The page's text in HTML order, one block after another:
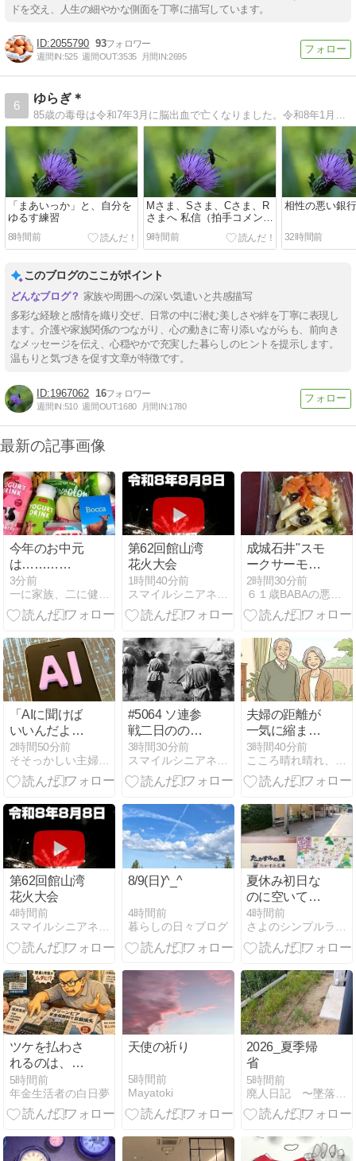
ドを交え、人生の細やかな側面を丁寧に描写しています。
2055790 93
週間IN:525 週間OUT:3535 月間IN:2695
6
ゆらぎ＊
85歳の毒母は令和7年3月に脳出血で亡くなりました。令和8年1月93歳で父は亡くなりました。思春期からの摂食障害持ち。
「まあいっか」と、自分を
ゆるす練習
8時間前
Mさま、Sさま、Cさま、R
さまへ 私信（拍手コメント
へのお返事です）
9時間前
相性の悪い銀
32時間前
このブログのここがポイント
家族や周囲への深い気遣いと共感描写
多彩な経験と感情を織り交ぜ、日常の中に潜む美しさや絆を丁寧に表現し
ます。介護や家族関係のつながり、心の動きに寄り添いながらも、前向き
なメッセージを伝え、心穏やかで充実した暮らしのヒントを提示します。
温もりと気づきを促す文章が特徴です。
1967062 16
週間IN:510 週間OUT:1680 月間IN:1780
最新の記事画像
今年のお中元
は………
((((((／_ _)／□
ド~ゾ
3分前
一に家族、二に健康、三四がお馬で、五に仕事。
第62回館山湾
花火大会
1時間40分前
スマイルシニアネット倶楽部
成城石井"スモ
ークサーモン
とクリームチ
ーズのペンネ
サラダ
2時間30分前
６１歳BABAの悪あがき
「AIに聞けば
いいんだよ」
って70～80代
のお姉さま
方。
2時間50分前
そそっかしい主婦きういのブログ｜懸賞好きの忙しい主婦です。
#5064 ソ連参
戦二日ののち
に夫が呉れし
ナルコンポ
ン・スコポラ
3時間30分前
スマイルシニアネット倶楽部
夫婦の距離が
一気に縮まる
5つの会話術
【60代からで
も遅くない】
3時間40分前
こころ晴れ晴れ、シニアの道
第62回館山湾
花火大会
4時間前
スマイルシニアネット倶楽部
8/9(日)^_^
4時間前
暮らしの日々ブログ
夏休み初日な
のに空いてい
た温泉での出
来事
4時間前
さよのシンプルライフブログ
ツケを払わさ
れるのは、い
つも国民 【後
編】
5時間前
年金生活者の白日夢
天使の祈り
5時間前
Mayatoki
2026_夏季帰
省
5時間前